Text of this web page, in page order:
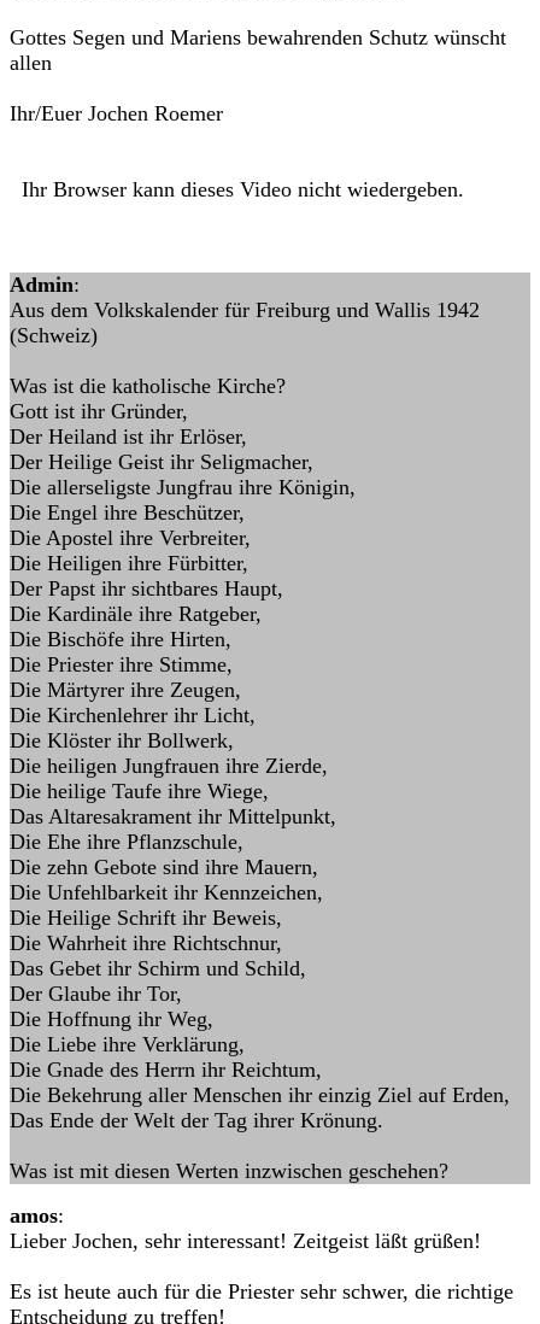
Gottes Segen und Mariens bewahrenden Schutz wünscht
allen
Ihr/Euer Jochen Roemer
Ihr Browser kann dieses Video nicht wiedergeben.
Admin:
Aus dem Volkskalender für Freiburg und Wallis 1942
(Schweiz)
Was ist die katholische Kirche?
Gott ist ihr Gründer,
Der Heiland ist ihr Erlöser,
Der Heilige Geist ihr Seligmacher,
Die allerseligste Jungfrau ihre Königin,
Die Engel ihre Beschützer,
Die Apostel ihre Verbreiter,
Die Heiligen ihre Fürbitter,
Der Papst ihr sichtbares Haupt,
Die Kardinäle ihre Ratgeber,
Die Bischöfe ihre Hirten,
Die Priester ihre Stimme,
Die Märtyrer ihre Zeugen,
Die Kirchenlehrer ihr Licht,
Die Klöster ihr Bollwerk,
Die heiligen Jungfrauen ihre Zierde,
Die heilige Taufe ihre Wiege,
Das Altaresakrament ihr Mittelpunkt,
Die Ehe ihre Pflanzschule,
Die zehn Gebote sind ihre Mauern,
Die Unfehlbarkeit ihr Kennzeichen,
Die Heilige Schrift ihr Beweis,
Die Wahrheit ihre Richtschnur,
Das Gebet ihr Schirm und Schild,
Der Glaube ihr Tor,
Die Hoffnung ihr Weg,
Die Liebe ihre Verklärung,
Die Gnade des Herrn ihr Reichtum,
Die Bekehrung aller Menschen ihr einzig Ziel auf Erden,
Das Ende der Welt der Tag ihrer Krönung.
Was ist mit diesen Werten inzwischen geschehen?
amos:
Lieber Jochen, sehr interessant! Zeitgeist läßt grüßen!
Es ist heute auch für die Priester sehr schwer, die richtige
Entscheidung zu treffen!